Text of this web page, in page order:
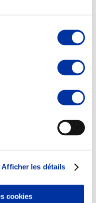
Afficher les détails
cookies